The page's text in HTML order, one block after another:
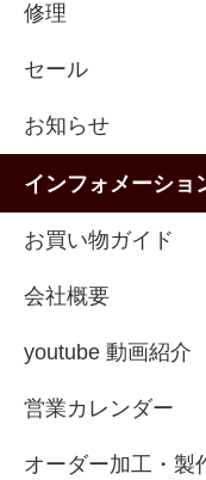
修理
セール
お知らせ
インフォメーシ
お買い物ガイド
会社概要
youtube 動画紹介
営業カレンダー
オーダー加工・